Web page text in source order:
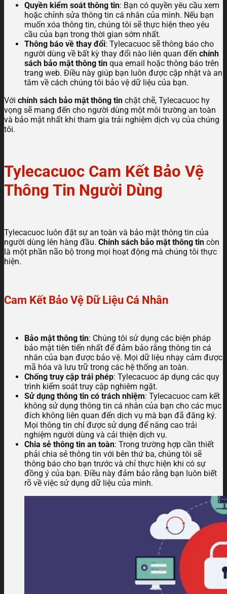
Quyền kiểm soát thông tin: Bạn có quyền yêu cầu xem
hoặc chỉnh sửa thông tin cá nhân của mình. Nếu bạn
muốn xóa thông tin, chúng tôi sẽ thực hiện theo yêu
cầu của bạn trong thời gian sớm nhất.
Thông báo về thay đổi: Tylecacuoc sẽ thông báo cho
người dùng về bất kỳ thay đổi nào liên quan đến chính
sách bảo mật thông tin qua email hoặc thông báo trên
trang web. Điều này giúp bạn luôn được cập nhật và an
tâm về cách chúng tôi bảo vệ dữ liệu của bạn.
Với chính sách bảo mật thông tin chặt chẽ, Tylecacuoc hy
vọng sẽ mang đến cho người dùng một môi trường an toàn
và bảo mật nhất khi tham gia trải nghiệm dịch vụ của chúng
tôi.
Tylecacuoc Cam Kết Bảo Vệ
Thông Tin Người Dùng
Tylecacuoc luôn đặt sự an toàn và bảo mật thông tin của
người dùng lên hàng đầu. Chính sách bảo mật thông tin còn
là một phần não bộ trong mọi hoạt động mà chúng tôi thực
hiện.
Cam Kết Bảo Vệ Dữ Liệu Cá Nhân
Bảo mật thông tin: Chúng tôi sử dụng các biện pháp
bảo mật tiên tiến nhất để đảm bảo rằng thông tin cá
nhân của bạn được bảo vệ. Mọi dữ liệu nhạy cảm được
mã hóa và lưu trữ trong các hệ thống an toàn.
Chống truy cập trái phép: Tylecacuoc áp dụng các quy
trình kiểm soát truy cập nghiêm ngặt.
Sử dụng thông tin có trách nhiệm: Tylecacuoc cam kết
không sử dụng thông tin cá nhân của bạn cho các mục
đích không liên quan đến dịch vụ mà bạn đã đăng ký.
Mọi thông tin chỉ được sử dụng để nâng cao trải
nghiệm người dùng và cải thiện dịch vụ.
Chia sẻ thông tin an toàn: Trong trường hợp cần thiết
phải chia sẻ thông tin với bên thứ ba, chúng tôi sẽ
thông báo cho bạn trước và chỉ thực hiện khi có sự
đồng ý của bạn. Điều này đảm bảo rằng bạn luôn biết
rõ về việc sử dụng dữ liệu của mình.